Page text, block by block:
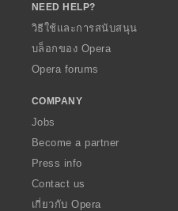
NEED HELP?
วิธีใช้และการสนับสนุน
บล็อกของ Opera
Opera forums
COMPANY
Jobs
Become a partner
Press info
Contact us
เกี่ยวกับ Opera